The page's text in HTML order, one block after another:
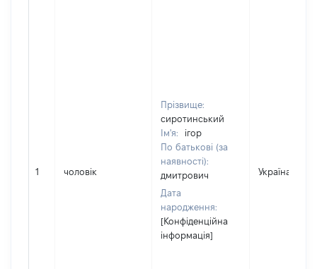
1 чоловік
Прізвище:
сиротинський
Ім'я:
ігор
По батькові (за
наявності):
дмитрович
Дата
народження:
[Конфіденційна
інформація]
Україна